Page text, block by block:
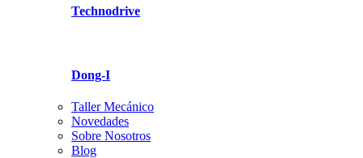
Technodrive
Dong-I
Taller Mecánico
Novedades
Sobre Nosotros
Blog